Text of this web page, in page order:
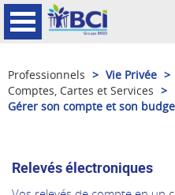
Professionnels > Vie Privée >
Comptes, Cartes et Services >
Gérer son compte et son
Relevés électroniques